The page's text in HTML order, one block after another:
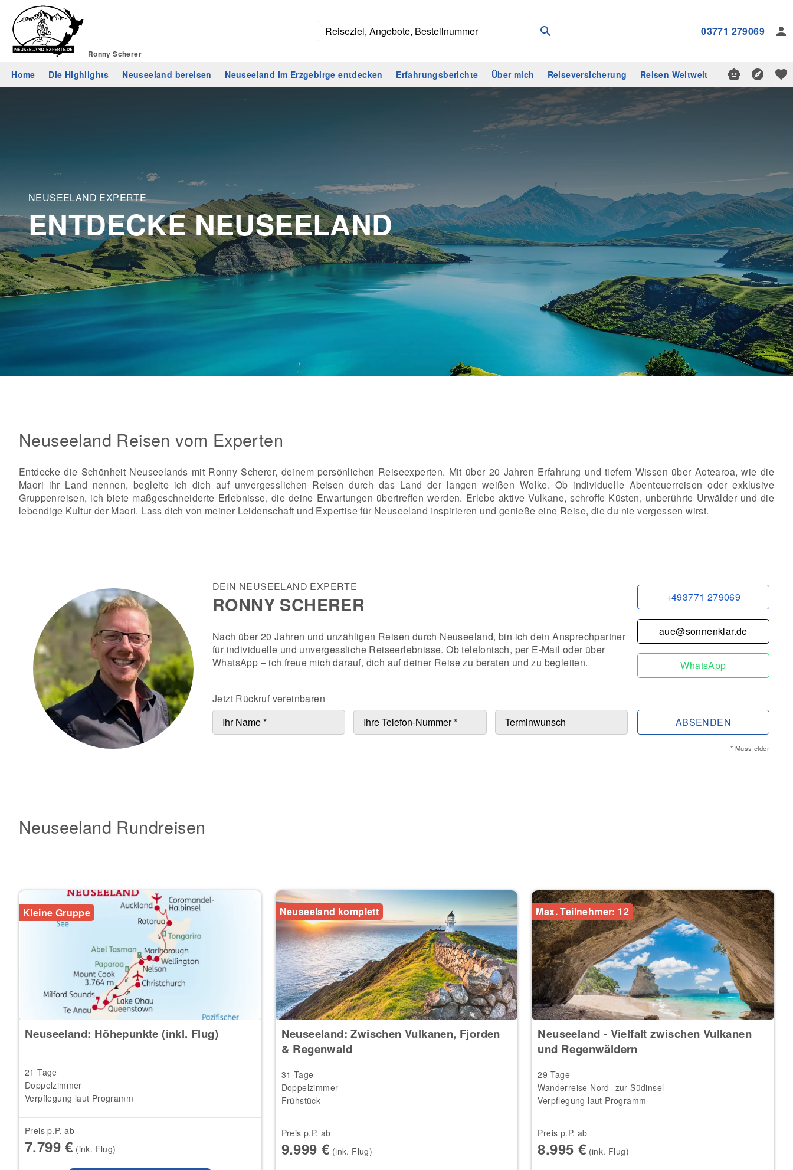
Ronny Scherer
03771 279069
Home Die Highlights Neuseeland bereisen Neuseeland im Erzgebirge entdecken Erfahrungsberichte Über mich Reiseversicherung Reisen Weltweit
NEUSEELAND EXPERTE
ENTDECKE NEUSEELAND
Neuseeland Reisen vom Experten
Entdecke die Schönheit Neuseelands mit Ronny Scherer, deinem persönlichen Reiseexperten. Mit über 20 Jahren Erfahrung und tiefem Wissen über Aotearoa, wie die
Maori ihr Land nennen, begleite ich dich auf unvergesslichen Reisen durch das Land der langen weißen Wolke. Ob individuelle Abenteuerreisen oder exklusive
Gruppenreisen, ich biete maßgeschneiderte Erlebnisse, die deine Erwartungen übertreffen werden. Erlebe aktive Vulkane, schroffe Küsten, unberührte Urwälder und die
lebendige Kultur der Maori. Lass dich von meiner Leidenschaft und Expertise für Neuseeland inspirieren und genieße eine Reise, die du nie vergessen wirst.
DEIN NEUSEELAND EXPERTE
RONNY SCHERER
Nach über 20 Jahren und unzähligen Reisen durch Neuseeland, bin ich dein Ansprechpartner
für individuelle und unvergessliche Reiseerlebnisse. Ob telefonisch, per E-Mail oder über
WhatsApp – ich freue mich darauf, dich auf deiner Reise zu beraten und zu begleiten.
+493771 279069
aue@sonnenklar.de
WhatsApp
Jetzt Rückruf vereinbaren
ABSENDEN
* Mussfelder
Neuseeland Rundreisen
Kleine Gruppe
Neuseeland: Höhepunkte (inkl. Flug)
21 Tage
Doppelzimmer
Verpflegung laut Programm
Preis p.P. ab
7.799 € (ink. Flug)
Neuseeland komplett
Neuseeland: Zwischen Vulkanen, Fjorden
& Regenwald
31 Tage
Doppelzimmer
Frühstück
Preis p.P. ab
9.999 € (ink. Flug)
Max. Teilnehmer: 12
Neuseeland - Vielfalt zwischen Vulkanen
und Regenwäldern
29 Tage
Wanderreise Nord- zur Südinsel
Verpflegung laut Programm
Preis p.P. ab
8.995 € (ink. Flug)